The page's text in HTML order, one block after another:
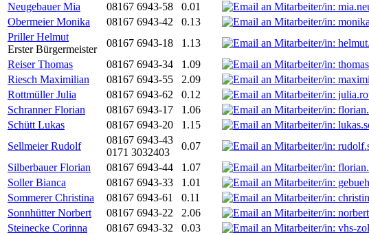
Neugebauer Mia
08167 6943-58 0.01
Obermeier Monika
08167 6943-42 0.13
Priller Helmut
Erster Bürgermeister
08167 6943-18 1.13
Reiser Thomas
08167 6943-34 1.09
Riesch Maximilian
08167 6943-55 2.09
Rottmüller Julia
08167 6943-62 0.12
Schranner Florian
08167 6943-17 1.06
Schütt Lukas
08167 6943-20 1.15
Sellmeier Rudolf
08167 6943-43
0171 3032403
0.07
Silberbauer Florian
08167 6943-44 1.07
Soller Bianca
08167 6943-33 1.01
Sommerer Christina
08167 6943-61 0.11
Sonnhütter Norbert
08167 6943-22 2.06
Steinecke Corinna
08167 6943-32 0.03